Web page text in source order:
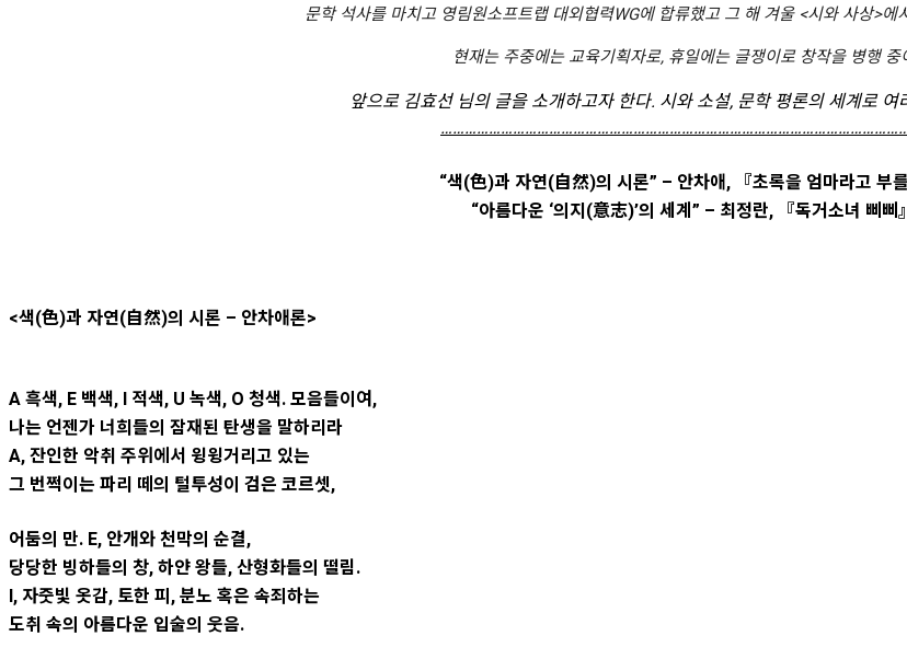
문학 석사를 마치고 영림원소프트랩 대외협력WG에 합류했고 그 해 겨울 <시와 사상>에
현재는 주중에는 교육기획자로, 휴일에는 글쟁이로 창작을 병행 중
앞으로 김효선 님의 글을 소개하고자 한다. 시와 소설, 문학 평론의 세계로 여
“색(色)과 자연(自然)의 시론” – 안차애, 『초록을 엄마라고 부를
“아름다운 ‘의지(意志)’의 세계” – 최정란, 『독거소녀 삐삐』
<색(色)과 자연(自然)의 시론 – 안차애론>
A 흑색, E 백색, I 적색, U 녹색, O 청색. 모음들이여,
나는 언젠가 너희들의 잠재된 탄생을 말하리라
A, 잔인한 악취 주위에서 윙윙거리고 있는
그 번쩍이는 파리 떼의 털투성이 검은 코르셋,
어둠의 만. E, 안개와 천막의 순결,
당당한 빙하들의 창, 하얀 왕들, 산형화들의 떨림.
I, 자줏빛 옷감, 토한 피, 분노 혹은 속죄하는
도취 속의 아름다운 입술의 웃음.